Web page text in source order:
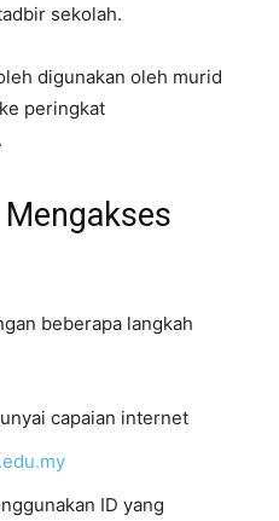
sekolah.
digunakan oleh murid
peringkat
beberapa langkah
capaian internet
ID yang